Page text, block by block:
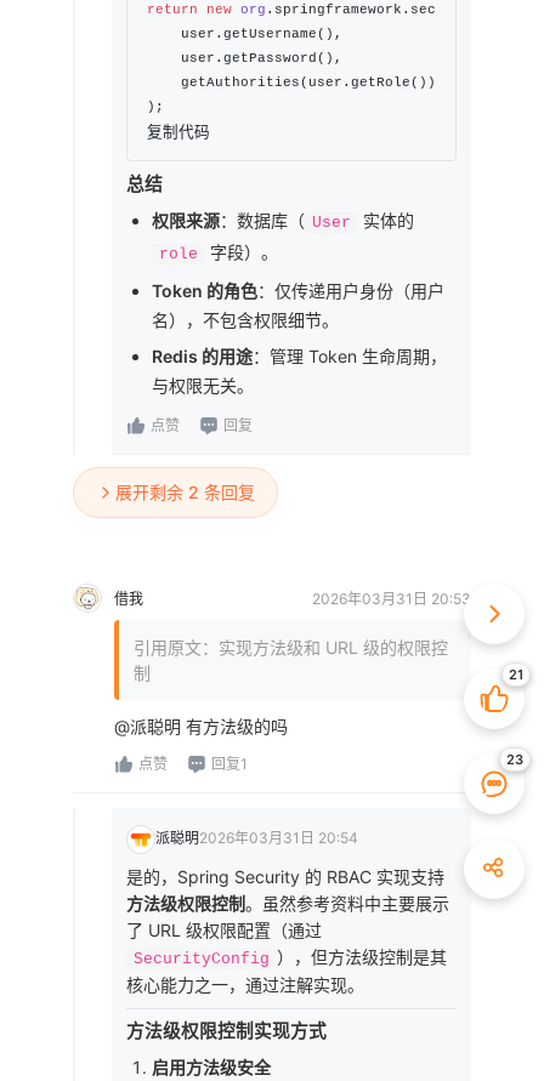
return
new org
    user.getUsername(),
    user.getPassword(),
    getAuthorities(user.getRole())
复制代码
总结
权限来源：数据库（ User 实体的
role
字段）。
Token 的角色：仅传递用户身份（用户
名），不包含权限细节。
Redis 的用途：管理 Token 生命周期，
与权限无关。
点赞 回复
展开剩余 2 条回复
借我 2026年03月31日 20:53
引用原文：实现方法级和 URL 级的权限控
制
@派聪明 有方法级的吗
点赞 回复1
派聪明2026年03月31日 20:54
是的，Spring Security 的 RBAC 实现支持
方法级权限控制。虽然参考资料中主要展示
了 URL 级权限配置（通过
SecurityConfig ），但方法级控制是其
核心能力之一，通过注解实现。
方法级权限控制实现方式
启用方法级安全